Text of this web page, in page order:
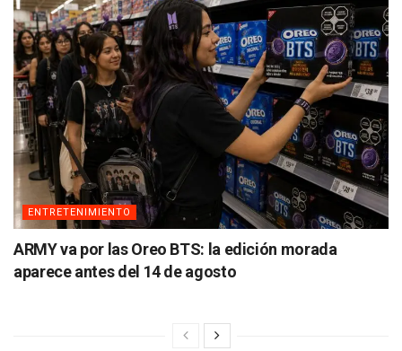
ENTRETENIMIENTO
ARMY va por las Oreo BTS: la edición morada
aparece antes del 14 de agosto